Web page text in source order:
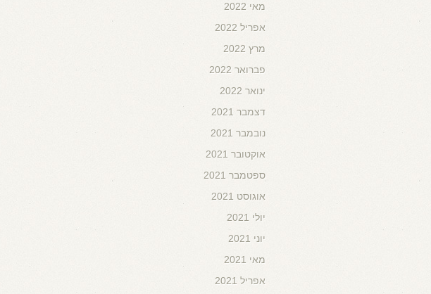
מאי 2022
אפריל 2022
מרץ 2022
פברואר 2022
ינואר 2022
דצמבר 2021
נובמבר 2021
אוקטובר 2021
ספטמבר 2021
אוגוסט 2021
יולי 2021
יוני 2021
מאי 2021
אפריל 2021